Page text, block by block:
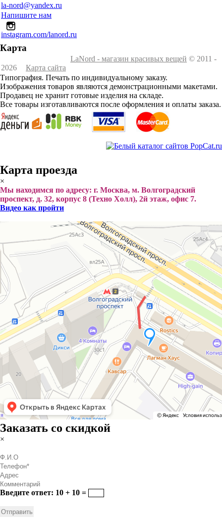
la-nord@yandex.ru
Напишите нам
instagram.com/lanord.ru
Карта
LaNord - магазин красивых вещей © 2011 -
2026
Карта сайта
Типография. Печать по индивидуальному заказу.
Изображения товаров являются демонстрационными макетами.
Продавец не хранит готовые изделия на складе.
Все товары изготавливаются после оформления и оплаты заказа.
Карта проезда
×
Мы находимся по адресу: г. Москва, м. Волгоградский
проспект, д. 32, корпус 8 (Техно Холл), 2й этаж, офис 7.
Видео как пройти
Заказать со скидкой
×
Введите ответ: 10 + 10 =